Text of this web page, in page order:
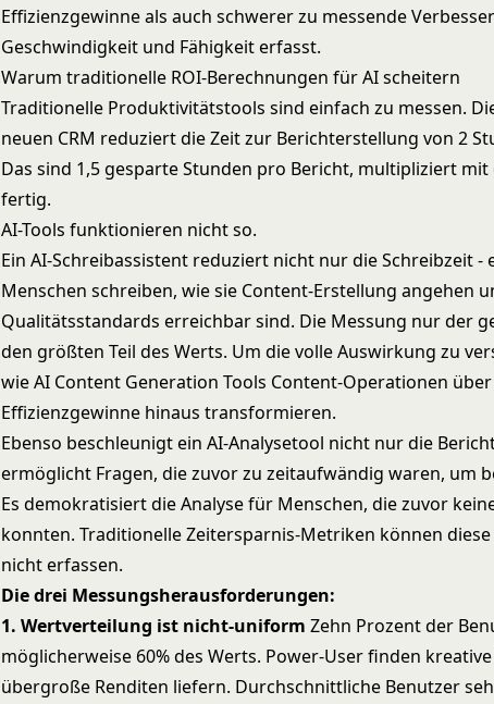
Effizienzgewinne als auch schwerer zu messende
Geschwindigkeit und Fähigkeit erfasst.
Warum traditionelle ROI-Berechnungen für AI scheitern
Traditionelle Produktivitätstools sind einfach zu messen.
neuen CRM reduziert die Zeit zur Berichterstellung von 2
Das sind 1,5 gesparte Stunden pro Bericht, multipliziert
fertig.
AI-Tools funktionieren nicht so.
Ein AI-Schreibassistent reduziert nicht nur die Schreibzeit -
Menschen schreiben, wie sie Content-Erstellung angehen
Qualitätsstandards erreichbar sind. Die Messung nur der
den größten Teil des Werts. Um die volle Auswirkung zu
wieAI Content Generation Tools Content-Operationen
Effizienzgewinne hinaus transformieren.
Ebenso beschleunigt ein AI-Analysetool nicht nur die
ermöglicht Fragen, die zuvor zu zeitaufwändig waren, um
Es demokratisiert die Analyse für Menschen, die zuvor
konnten. Traditionelle Zeitersparnis-Metriken können
nicht erfassen.
Die drei Messungsherausforderungen:
1. Wertverteilung ist nicht-uniform Zehn Prozent der
möglicherweise 60% des Werts. Power-User finden
übergroße Renditen liefern. Durchschnittliche Benutzer